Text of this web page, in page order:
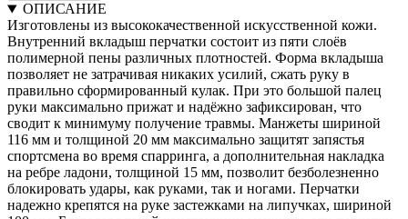
ОПИСАНИЕ
Изготовлены из высококачественной искусственной кожи.
Внутренний вкладыш перчатки состоит из пяти слоёв
полимерной пены различных плотностей. Форма вкладыша
позволяет не затрачивая никаких усилий, сжать руку в
правильно сформированный кулак. При это большой палец
руки максимально прижат и надёжно зафиксирован, что
сводит к минимуму получение травмы. Манжеты шириной
116 мм и толщиной 20 мм максимально защитят запястья
спортсмена во время спарринга, а дополнительная накладка
на ребре ладони, толщиной 15 мм, позволит безболезненно
блокировать удары, как руками, так и ногами. Перчатки
надежно крепятся на руке застежками на липучках, шириной